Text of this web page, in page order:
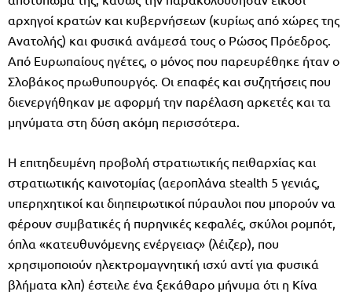
αρχηγοί κρατών και κυβερνήσεων (κυρίως από χώρες της
Ανατολής) και φυσικά ανάμεσά τους ο Ρώσος Πρόεδρος.
Από Ευρωπαίους ηγέτες, ο μόνος που παρευρέθηκε ήταν ο
Σλοβάκος πρωθυπουργός. Οι επαφές και συζητήσεις που
διενεργήθηκαν με αφορμή την παρέλαση αρκετές και τα
μηνύματα στη δύση ακόμη περισσότερα.
Η επιτηδευμένη προβολή στρατιωτικής πειθαρχίας και
στρατιωτικής καινοτομίας (αεροπλάνα stealth 5 γενιάς,
υπερηχητικοί και διηπειρωτικοί πύραυλοι που μπορούν να
φέρουν συμβατικές ή πυρηνικές κεφαλές, σκύλοι ρομπότ,
όπλα «κατευθυνόμενης ενέργειας» (λέιζερ), που
χρησιμοποιούν ηλεκτρομαγνητική ισχύ αντί για φυσικά
βλήματα κλπ) έστειλε ένα ξεκάθαρο μήνυμα ότι η Κίνα